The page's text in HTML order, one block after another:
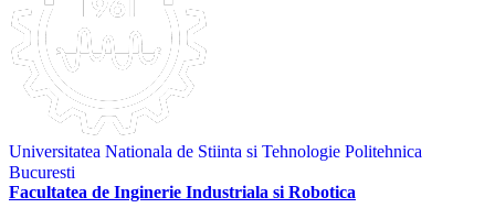
Universitatea Nationala de Stiinta si Tehnologie Politehnica
Bucuresti
Facultatea de Inginerie Industriala si Robotica